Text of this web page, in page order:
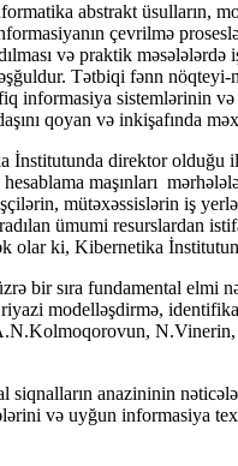
abstrakt üsulların,
çevrilmə
və praktik
Tətbiqi fənn
informasiya sistemlərinin
qoyan və inkişafında
direktor olduğu
hesablama maşınları
mütəxəssislərin iş
ümumi resurslardan
olar ki, Kibernetika
bir sıra fundamental elmi
modelləşdirmə,
siqnalların anazininin
və uyğun informasiya